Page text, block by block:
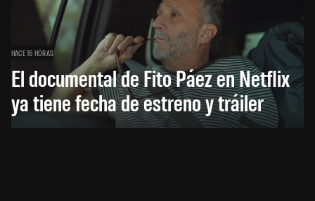
HACE 16 HORAS
El documental de Fito Páez en Netflix
ya tiene fecha de estreno y tráiler